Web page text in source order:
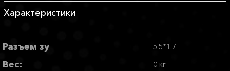
Характеристики
Разъем зу: 5.5*1.7
Вес: 0 кг